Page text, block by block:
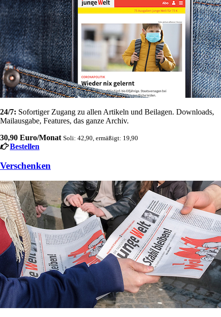
24/7: Sofortiger Zugang zu allen Artikeln und Beilagen. Downloads,
Mailausgabe, Features, das ganze Archiv.
30,90 Euro/Monat Soli: 42,90, ermäßigt: 19,90
Bestellen
Verschenken